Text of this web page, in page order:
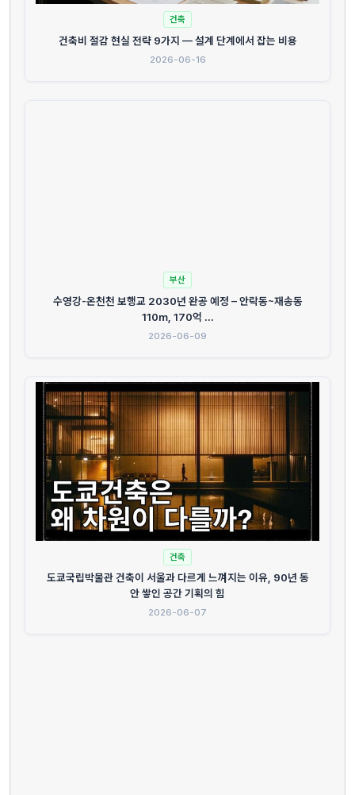
건축
건축비 절감 현실 전략 9가지 — 설계 단계에서 잡는 비용
2026-06-16
부산
수영강-온천천 보행교 2030년 완공 예정 – 안락동~재송동
110m, 170억 ...
2026-06-09
건축
도쿄국립박물관 건축이 서울과 다르게 느껴지는 이유, 90년 동
안 쌓인 공간 기획의 힘
2026-06-07